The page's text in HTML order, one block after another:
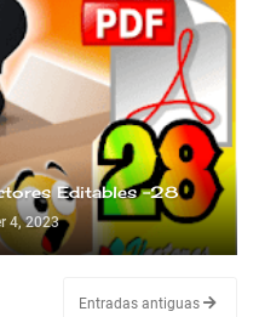
Editables -28
4, 2023
Entradas antiguas